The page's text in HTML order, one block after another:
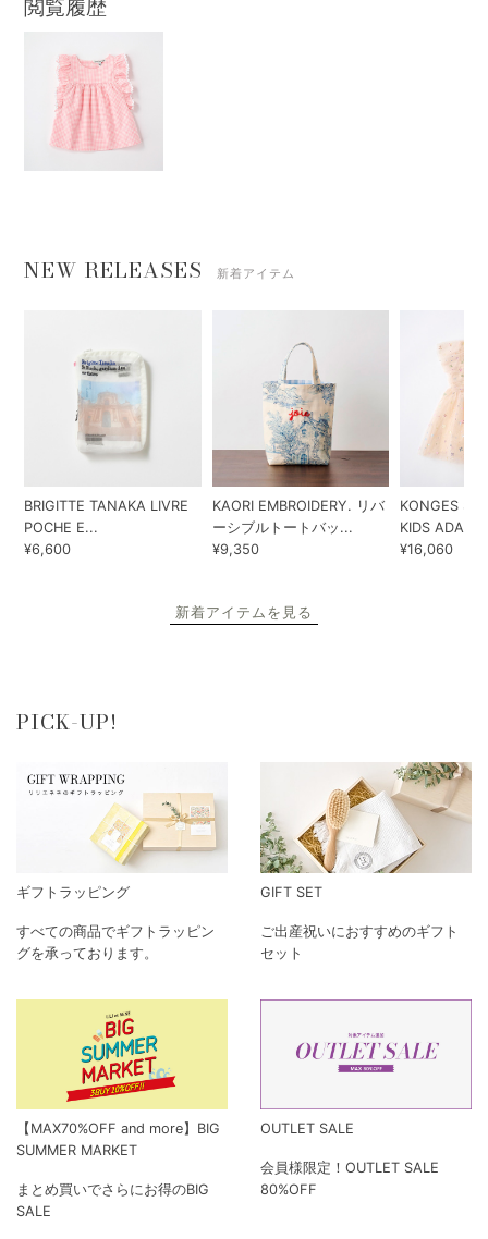
閲覧履歴
NEW RELEASES 新着アイテム
BRIGITTE TANAKA LIVRE
POCHE E...
¥6,600
KAORI EMBROIDERY. リバ
ーシブルトートバッ...
¥9,350
KONGES
KIDS ADA...
¥16,060
新着アイテムを見る
PICK-UP!
ギフトラッピング
すべての商品でギフトラッピン
グを承っております。
GIFT SET
ご出産祝いにおすすめのギフト
セット
【MAX70%OFF and more】BIG
SUMMER MARKET
まとめ買いでさらにお得のBIG
SALE
OUTLET SALE
会員様限定！OUTLET SALE
80%OFF